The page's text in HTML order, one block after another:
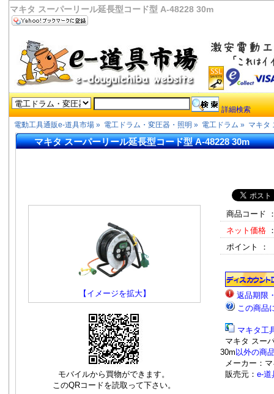
マキタ スーパーリール延長型コード型 A-48228 30m
詳細検索
電動工具通販e-道具市場 » 電工ドラム・変圧器・照明 » 電工ドラム » マキタ
マキタ スーパーリール延長型コード型 A-48228 30m
【イメージを拡大】
モバイルから買物ができます。
このQRコードを読取って下さい。
商品コード
ネット価格
ポイント ：
返品期限
この商品
マキタ工
マキタ スー
30m 以外の商
メーカー：
販売元： e-道